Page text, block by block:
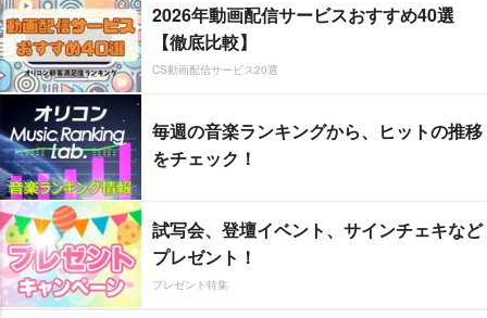
2026年動画配信サービスおすすめ40選
【徹底比較】
CS動画配信サービス20選
毎週の音楽ランキングから、ヒットの推移
をチェック！
試写会、登壇イベント、サインチェキなど
プレゼント！
プレゼント特集